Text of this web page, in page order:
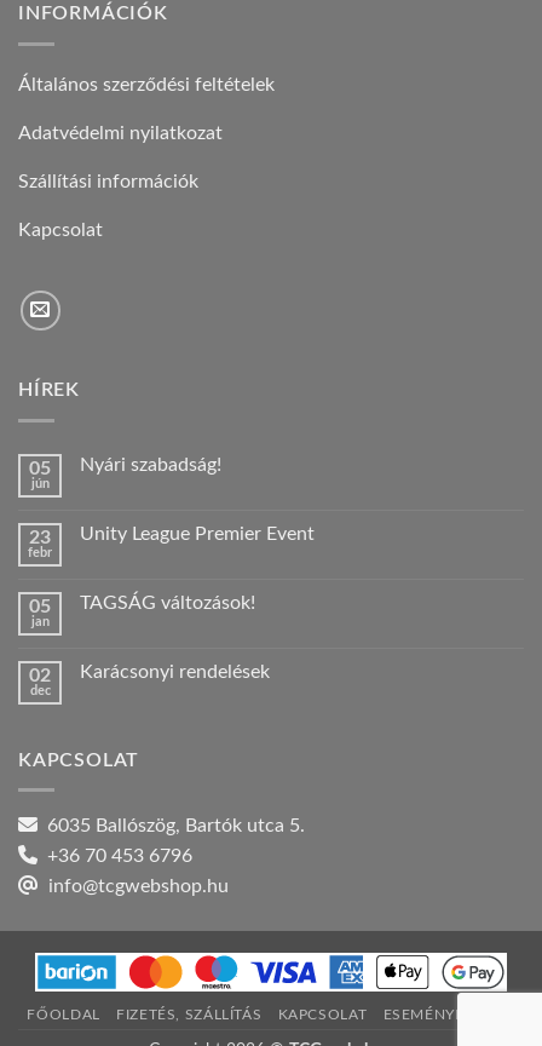
INFORMÁCIÓK
Általános szerződési feltételek
Adatvédelmi nyilatkozat
Szállítási információk
Kapcsolat
HÍREK
05
jún
Nyári szabadság!
Nyári
23
febr
Unity League Premier Event
Unity
bejegyzéshez
05
jan
TAGSÁG változások!
TAGSÁG
02
dec
Karácsonyi rendelések
rendelések
KAPCSOLAT
6035 Ballószög, Bartók utca 5.
+36 70 453 6796
info@tcgwebshop.hu
FŐOLDAL FIZETÉS, SZÁLLÍTÁS KAPCSOLAT ESEMÉNYNAPTÁR